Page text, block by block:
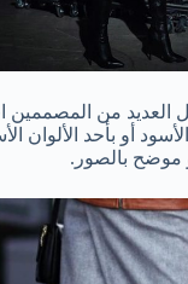
العديد من المصممين
أو بأحد الألوان
موضح بالصور.